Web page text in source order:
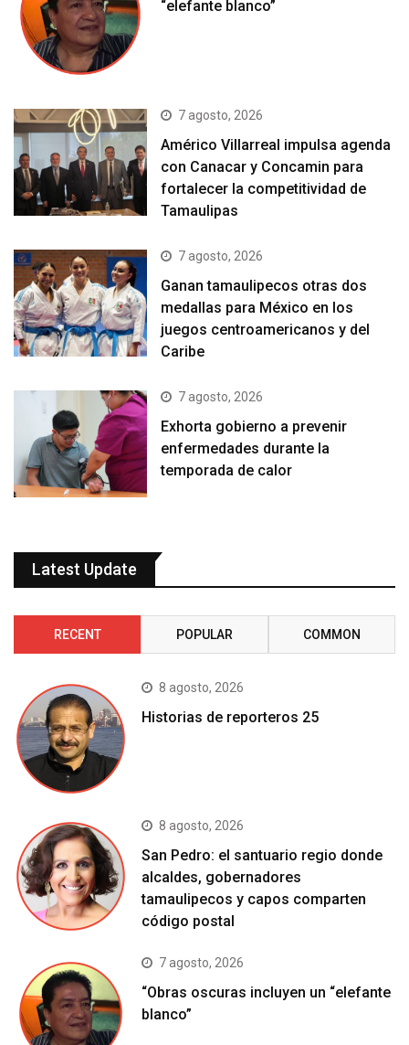
“elefante blanco”
7 agosto, 2026
Américo Villarreal impulsa agenda
con Canacar y Concamin para
fortalecer la competitividad de
Tamaulipas
7 agosto, 2026
Ganan tamaulipecos otras dos
medallas para México en los
juegos centroamericanos y del
Caribe
7 agosto, 2026
Exhorta gobierno a prevenir
enfermedades durante la
temporada de calor
Latest Update
RECENT POPULAR COMMON
8 agosto, 2026
Historias de reporteros 25
8 agosto, 2026
San Pedro: el santuario regio donde
alcaldes, gobernadores
tamaulipecos y capos comparten
código postal
7 agosto, 2026
“Obras oscuras incluyen un “elefante
blanco”